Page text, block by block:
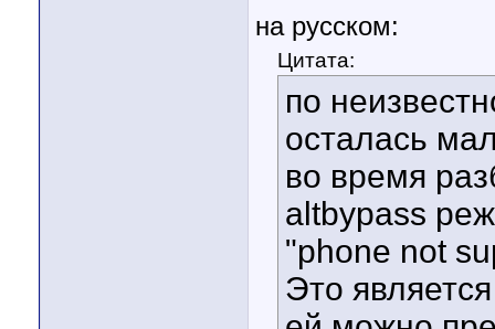
на русском:
Цитата:
по
осталась
во время
altbypass
"phone not
Это